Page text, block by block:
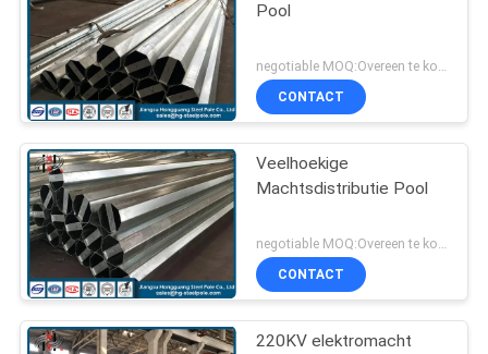
Pool
negotiable MOQ:Overeen te komen
CONTACT
Veelhoekige
Machtsdistributie Pool
CONTACT
220KV elektromacht